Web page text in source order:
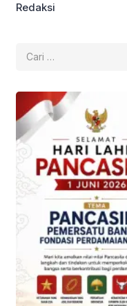
Redaksi
untuk: